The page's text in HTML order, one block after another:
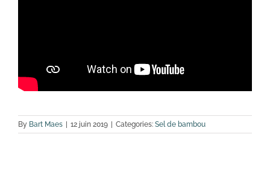
By Bart Maes 12 juin 2019 Categories: Sel de bambou